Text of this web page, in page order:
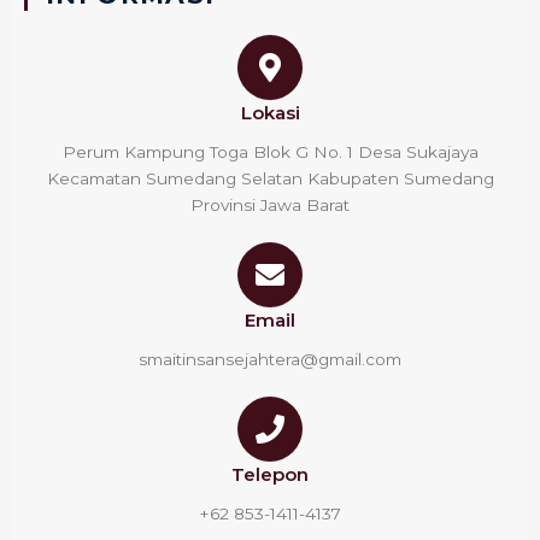
Lokasi
Perum Kampung Toga Blok G No. 1 Desa Sukajaya
Kecamatan Sumedang Selatan Kabupaten Sumedang
Provinsi Jawa Barat
Email
smaitinsansejahtera@gmail.com
Telepon
+62 853-1411-4137